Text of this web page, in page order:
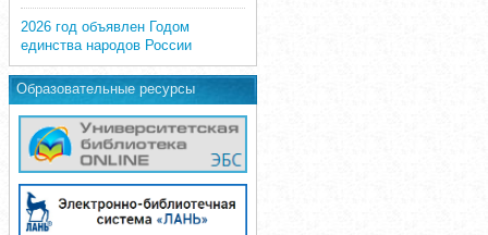
2026 год объявлен Годом
единства народов России
Образовательные ресурсы